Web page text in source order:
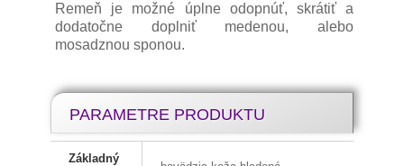
Remeň je možné úplne odopnúť, skrátiť a
dodatočne doplniť medenou, alebo
mosadznou sponou.
PARAMETRE PRODUKTU
Základný